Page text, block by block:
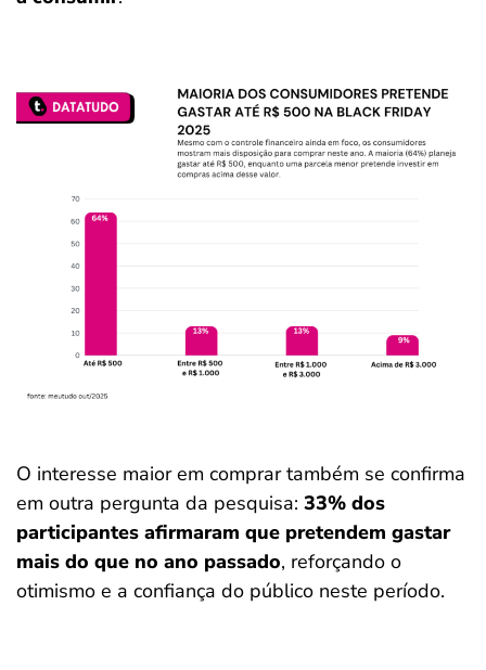
O interesse maior em comprar também se confirma
em outra pergunta da pesquisa: 33% dos
participantes afirmaram que pretendem gastar
mais do que no ano passado, reforçando o
otimismo e a confiança do público neste período.